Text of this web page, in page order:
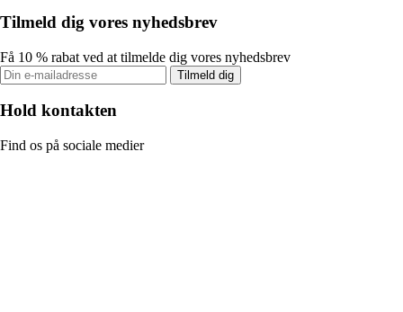
Tilmeld dig vores nyhedsbrev
Få 10 % rabat ved at tilmelde dig vores nyhedsbrev
Tilmeld dig
Hold kontakten
Find os på sociale medier